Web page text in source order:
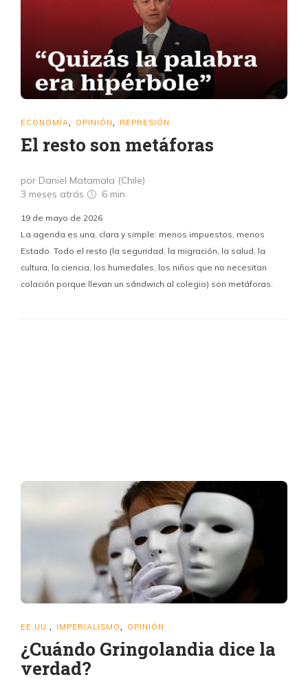
ECONOMÍA, OPINIÓN, REPRESIÓN
El resto son metáforas
por Daniel Matamala (Chile)
3 meses atrás
6 min
19 de mayo de 2026
La agenda es una, clara y simple: menos impuestos, menos
Estado. Todo el resto (la seguridad, la migración, la salud, la
cultura, la ciencia, los humedales, los niños que no necesitan
colación porque llevan un sándwich al colegio) son metáforas.
EE.UU., IMPERIALISMO, OPINIÓN
¿Cuándo Gringolandia dice la
verdad?